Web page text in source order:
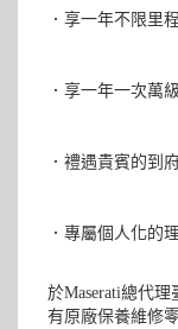
．享一年不限里
．享一年一次萬
．禮遇貴賓的到
．專屬個人化的
於Maserati總代
有原廠保養維修